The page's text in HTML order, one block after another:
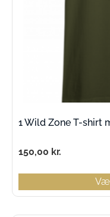
1 Wild Zone T-shirt
150,00 kr.